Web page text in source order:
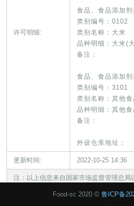
许可明细:
食品、食品添加
类别编号：0102
类别名称：大米
品种明细：大米(
备注：
食品、食品添加
类别编号：3101
类别名称：其他食
品种明细：其他食
备注：
外设仓库地址：
更新时间: 2022-10-25 14:36
注：以上信息来自国家市场监督管理总局
Food-sc 2020 © 鲁ICP备